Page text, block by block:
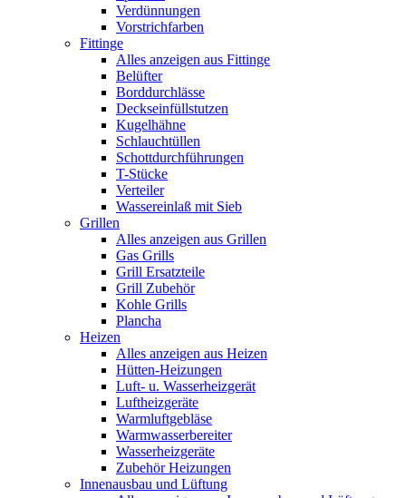
Verdünnungen
Vorstrichfarben
Fittinge
Alles anzeigen aus Fittinge
Belüfter
Borddurchlässe
Deckseinfüllstutzen
Kugelhähne
Schlauchtüllen
Schottdurchführungen
T-Stücke
Verteiler
Wassereinlaß mit Sieb
Grillen
Alles anzeigen aus Grillen
Gas Grills
Grill Ersatzteile
Grill Zubehör
Kohle Grills
Plancha
Heizen
Alles anzeigen aus Heizen
Hütten-Heizungen
Luft- u. Wasserheizgerät
Luftheizgeräte
Warmluftgebläse
Warmwasserbereiter
Wasserheizgeräte
Zubehör Heizungen
Innenausbau und Lüftung